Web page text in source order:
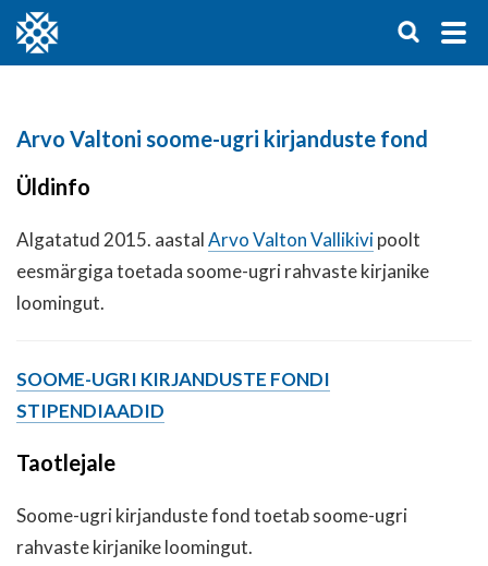
Arvo Valtoni soome-ugri kirjanduste fond
Üldinfo
Algatatud 2015. aastalArvo Valton Vallikivipoolt
eesmärgiga toetada soome-ugri rahvaste kirjanike
loomingut.
SOOME-UGRI KIRJANDUSTE FONDI
STIPENDIAADID
Taotlejale
Soome-ugri kirjanduste fond toetab soome-ugri
rahvaste kirjanike loomingut.